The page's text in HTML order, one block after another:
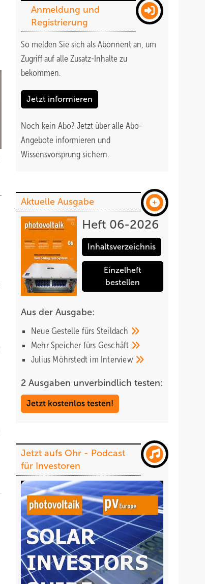
Anmeldung und
Registrierung
So melden Sie sich als Abonnent an, um
Zugriff auf alle Zusatz-Inhalte zu
bekommen.
Jetzt informieren
Noch kein Abo? Jetzt über alle Abo-
Angebote informieren und
Wissensvorsprung sichern.
Aktuelle Ausgabe
Heft 06-2026
Inhaltsverzeichnis
Einzelheft
bestellen
Aus der Ausgabe:
Neue Gestelle fürs Steildach
Mehr Speicher fürs Geschäft
Julius Möhrstedt im Interview
2 Ausgaben unverbindlich testen:
Jetzt kostenlos testen!
Jetzt aufs Ohr - Podcast
für Investoren